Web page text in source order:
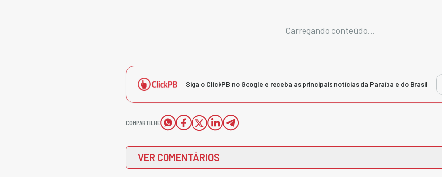
Carregando conteúdo...
Siga o ClickPB no Google e receba as principais notícias da Paraíba e do Brasil
COMPARTILHE
VER COMENTÁRIOS